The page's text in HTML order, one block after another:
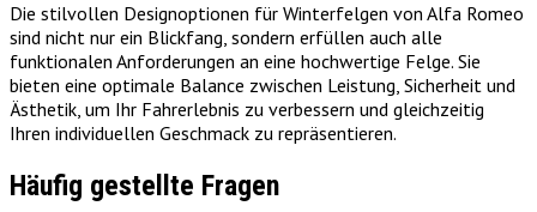
Die stilvollen Designoptionen für Winterfelgen von Alfa Romeo
sind nicht nur ein Blickfang, sondern erfüllen auch alle
funktionalen Anforderungen an eine hochwertige Felge. Sie
bieten eine optimale Balance zwischen Leistung, Sicherheit und
Ästhetik, um Ihr Fahrerlebnis zu verbessern und gleichzeitig
Ihren individuellen Geschmack zu repräsentieren.
Häufig gestellte Fragen